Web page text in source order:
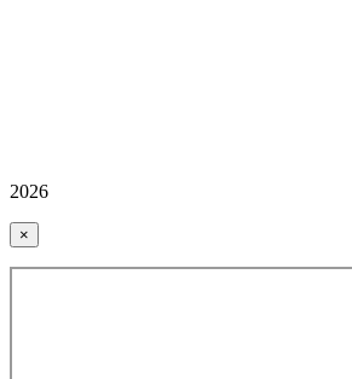
2026
×